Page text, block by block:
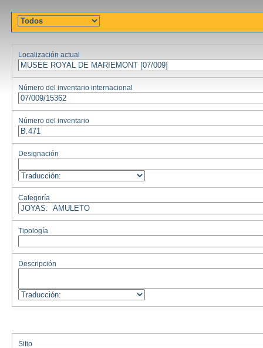
Localización actual
Número del inventario internacional
Número del inventario
Designación
Categoría
Tipología
Descripción
Sitio